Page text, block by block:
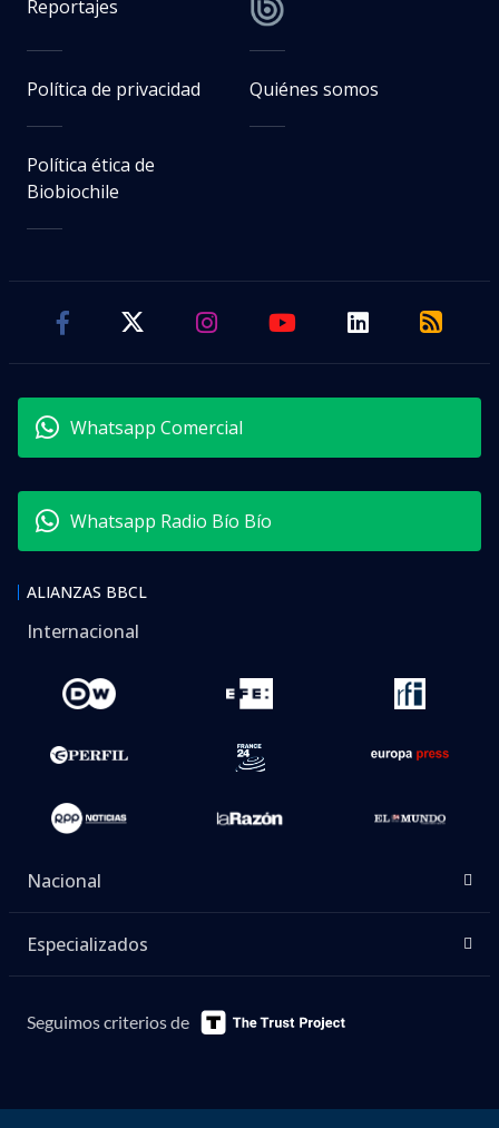
Reportajes
Política de privacidad Quiénes somos
Política ética de
Biobiochile
Whatsapp Comercial
Whatsapp Radio Bío Bío
ALIANZAS BBCL
Internacional
Nacional
Especializados
Seguimos criterios de